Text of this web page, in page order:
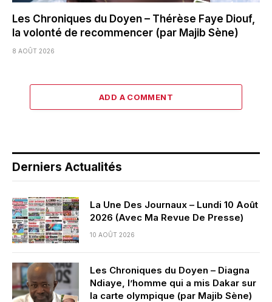
Les Chroniques du Doyen – Thérèse Faye Diouf,
la volonté de recommencer (par Majib Sène)
8 AOÛT 2026
ADD A COMMENT
Derniers Actualités
La Une Des Journaux – Lundi 10 Août
2026 (Avec Ma Revue De Presse)
10 AOÛT 2026
Les Chroniques du Doyen – Diagna
Ndiaye, l’homme qui a mis Dakar sur
la carte olympique (par Majib Sène)